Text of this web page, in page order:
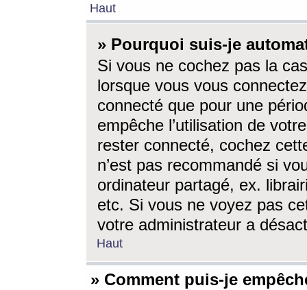
Haut
» Pourquoi suis-je
Si vous ne cochez pas la
lorsque vous vous
connecté que pour une
empêche l’utilisation de
rester connecté, cochez
n’est pas recommandé si
ordinateur partagé, ex.
etc. Si vous ne voyez pas
votre administrateur a
Haut
» Comment puis-je